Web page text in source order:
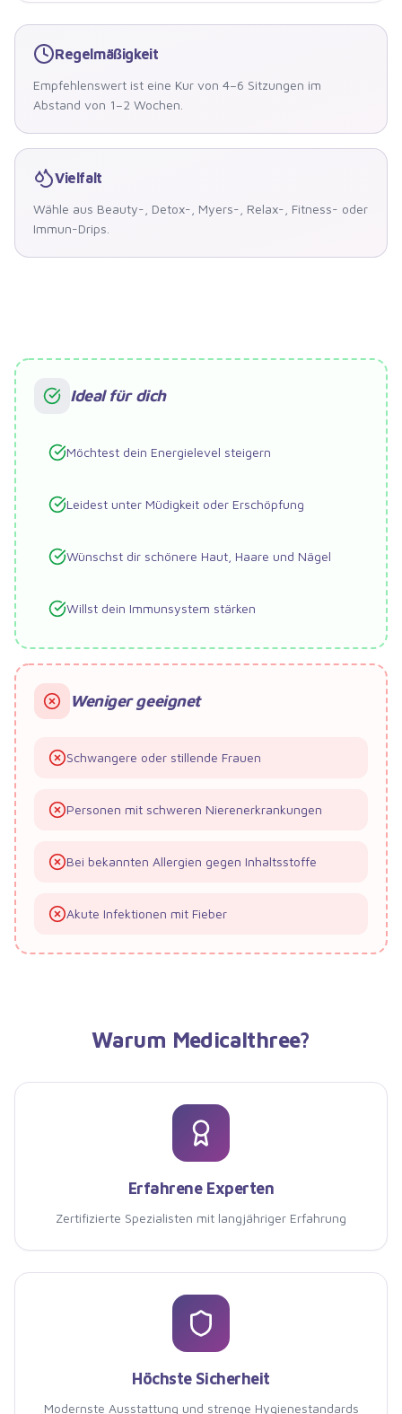
Regelmäßigkeit
Empfehlenswert ist eine Kur von 4–6 Sitzungen im
Abstand von 1–2 Wochen.
Vielfalt
Wähle aus Beauty-, Detox-, Myers-, Relax-, Fitness- oder
Immun-Drips.
Ideal für dich
Möchtest dein Energielevel steigern
Leidest unter Müdigkeit oder Erschöpfung
Wünschst dir schönere Haut, Haare und Nägel
Willst dein Immunsystem stärken
Weniger geeignet
Schwangere oder stillende Frauen
Personen mit schweren Nierenerkrankungen
Bei bekannten Allergien gegen Inhaltsstoffe
Akute Infektionen mit Fieber
Warum Medicalthree?
Erfahrene Experten
Zertifizierte Spezialisten mit langjähriger Erfahrung
Höchste Sicherheit
Modernste Ausstattung und strenge Hygienestandards